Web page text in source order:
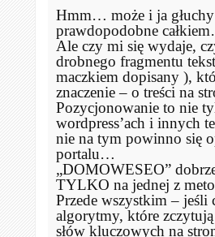
Hmm… może i ja
prawdopodobne
Ale czy mi się wydaje,
drobnego fragmentu
maczkiem dopisany ),
znaczenie – o treści na
Pozycjonowanie to nie
wordpress’ach i innych
nie na tym powinno się
portalu…
„DOMOWESEO”
TYLKO na jednej z
Przede wszystkim – jeśli
algorytmy, które
słów kluczowych na